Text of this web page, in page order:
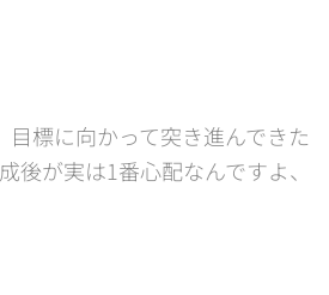
標に向かって突き進んできた
後が実は1番心配なんですよ、